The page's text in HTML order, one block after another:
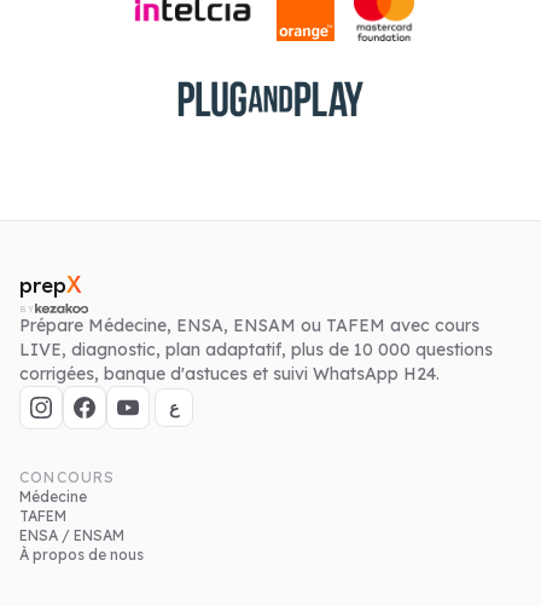
prepX
BY
Prépare Médecine, ENSA, ENSAM ou TAFEM avec cours
LIVE, diagnostic, plan adaptatif, plus de 10 000 questions
corrigées, banque d'astuces et suivi WhatsApp H24.
ع
CONCOURS
Médecine
TAFEM
ENSA / ENSAM
À propos de nous